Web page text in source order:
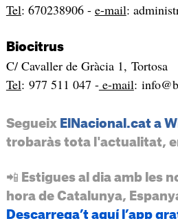
Tel: 670238906 - e-mail:
Biocitrus
C/ Cavaller de Gràcia 1, Tortosa
Tel: 977 511 047 -e-mail:
Segueix ElNacional.cat a
trobaràs tota l'actualitat,
📲 Estigues al dia amb les
hora de Catalunya,
Descarrega’t aquí l’app